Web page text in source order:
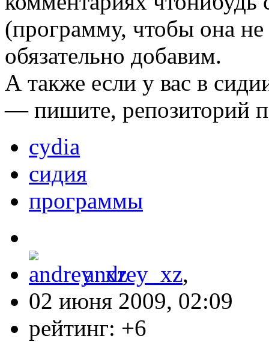
(программу, чтобы она
обязательно добавим.
А также если у вас в
— пишите, репозиторий
cydia
сидия
программы
andrey_xz,
02 июня 2009, 02:09
рейтинг: +6